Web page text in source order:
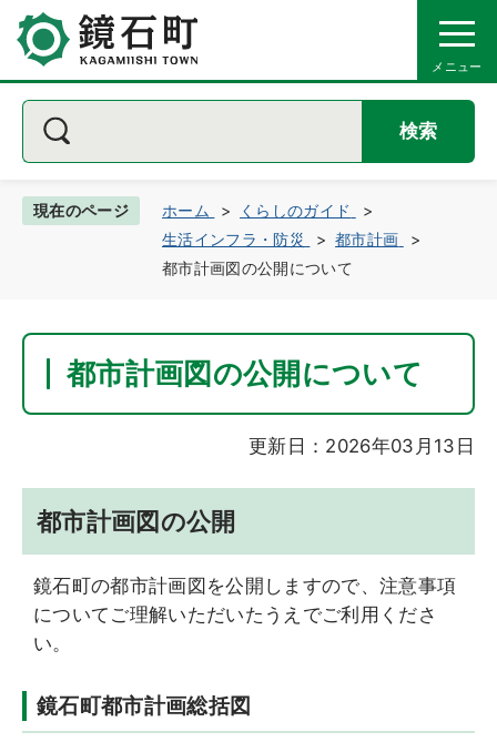
検索
現在のページ ホーム
くらしのガイド
生活インフラ・防災
都市計画
都市計画図の公開について
都市計画図の公開について
更新日：2026年03月13日
都市計画図の公開
鏡石町の都市計画図を公開しますので、注意事項
についてご理解いただいたうえでご利用くださ
い。
鏡石町都市計画総括図